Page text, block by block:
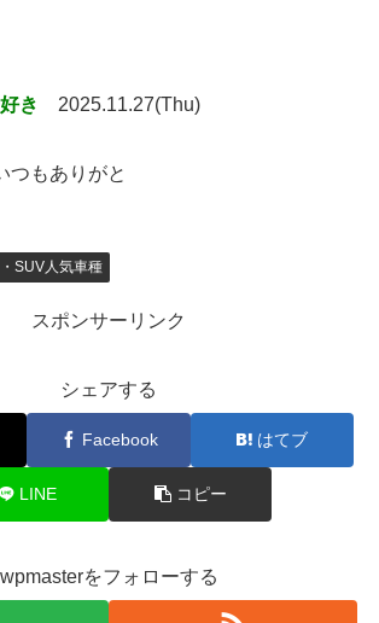
き 2025.11.27(Thu)
つもありがと
SUV人気車種
スポンサーリンク
シェアする
Facebook はてブ
LINE コピー
wpmasterをフォローする